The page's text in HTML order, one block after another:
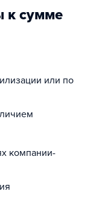
к сумме
или по
компании-